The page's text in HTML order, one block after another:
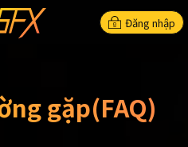
Đăng nhập
gặp(FAQ)